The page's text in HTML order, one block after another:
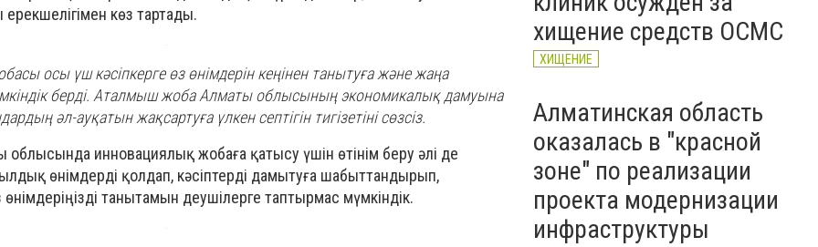
көз тартады.
осы үш кәсіпкерге өз өнімдерін кеңінен танытуға және жаңа
берді. Аталмыш жоба Алматы облысының экономикалық дамуына
әл-ауқатын жақсартуға үлкен септігін тигізетіні сөзсіз.
облысында инновациялық жобаға қатысу үшін өтінім беру әлі де
өнімдерді қолдап, кәсіптерді дамытуға шабыттандырып,
танытамын деушілерге таптырмас мүмкіндік.
хищение средств ОСМС
ХИЩЕНИЕ
Алматинская область
оказалась в "красной
зоне" по реализации
проекта модернизации
инфраструктуры